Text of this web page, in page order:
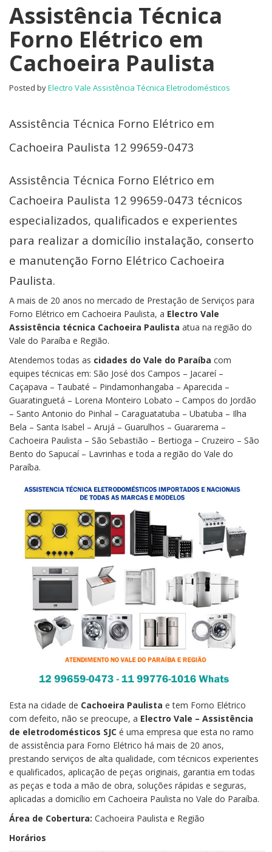
Técnica
Elétrico
Cachoeira
Assistência Técnica
Forno Elétrico em
Cachoeira Paulista
Posted byElectro Vale Assistência Técnica Eletrodomésticos
Assistência Técnica Forno Elétrico em
Cachoeira Paulista 12 99659-0473
Assistência Técnica Forno Elétrico em
Cachoeira Paulista 12 99659-0473 técnicos
especializados, qualificados e experientes
para realizar a domicílio instalação, conserto
e manutenção Forno Elétrico Cachoeira
Paulista.
A mais de 20 anos no mercado de Prestação de Serviços para
Forno Elétrico em Cachoeira Paulista, a Electro Vale
Assistência técnica Cachoeira Paulista atua na região do
Vale do Paraíba e Região.
Atendemos todas as cidades do Vale do Paraíba com
equipes técnicas em: São José dos Campos – Jacareí –
Caçapava – Taubaté – Pindamonhangaba – Aparecida –
Guaratinguetá – Lorena Monteiro Lobato – Campos do Jordão
– Santo Antonio do Pinhal – Caraguatatuba – Ubatuba – Ilha
Bela – Santa Isabel – Arujá – Guarulhos – Guararema –
Cachoeira Paulista – São Sebastião – Bertioga – Cruzeiro – São
Bento do Sapucaí – Lavrinhas e toda a região do Vale do
Paraíba.
Esta na cidade de Cachoeira Paulista e tem Forno Elétrico
com defeito, não se preocupe, a Electro Vale – Assistência
de eletrodomésticos SJC é uma empresa que esta no ramo
de assistência para Forno Elétrico há mais de 20 anos,
prestando serviços de alta qualidade, com técnicos experientes
e qualificados, aplicação de peças originais, garantia em todas
as peças e toda a mão de obra, soluções rápidas e seguras,
aplicadas a domicílio em Cachoeira Paulista no Vale do Paraíba.
Área de Cobertura: Cachoeira Paulista e Região
Horários